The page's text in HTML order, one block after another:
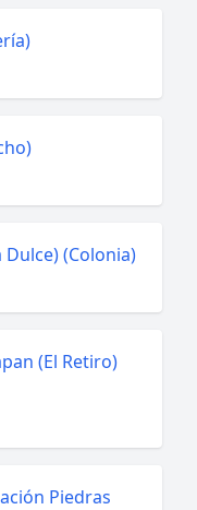
Dulce) (Colonia)
(El Retiro)
Piedras